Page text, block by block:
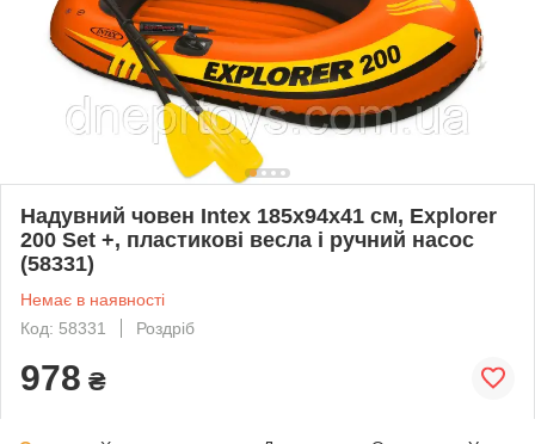
Надувний човен Intex 185x94x41 см, Explorer
200 Set +, пластикові весла і ручний насос
(58331)
Немає в наявності
Код: 58331
Роздріб
978 ₴